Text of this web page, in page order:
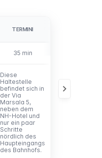
TERMINI
35 min
Diese
Haltestelle
befindet sich in
der Via
Marsala 5,
neben dem
NH-Hotel und
nur ein paar
Schritte
nördlich des
Haupteingangs
des Bahnhofs.
Crescenzio